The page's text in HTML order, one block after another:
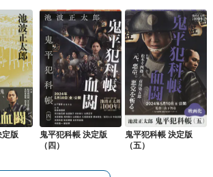
定版
鬼平犯科帳 決定版
（四）
鬼平犯科帳 決定版
（五）